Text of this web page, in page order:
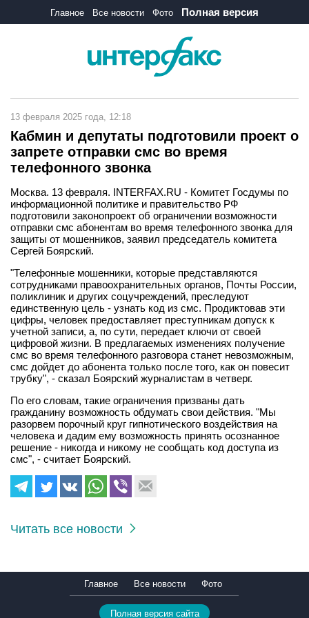
Главное Все новости Фото Полная версия
13 февраля 2025 года, 12:18
Кабмин и депутаты подготовили проект о
запрете отправки смс во время
телефонного звонка
Москва. 13 февраля. INTERFAX.RU - Комитет Госдумы по
информационной политике и правительство РФ
подготовили законопроект об ограничении возможности
отправки смс абонентам во время телефонного звонка для
защиты от мошенников, заявил председатель комитета
Сергей Боярский.
"Телефонные мошенники, которые представляются
сотрудниками правоохранительных органов, Почты России,
поликлиник и других соцучреждений, преследуют
единственную цель - узнать код из смс. Продиктовав эти
цифры, человек предоставляет преступникам допуск к
учетной записи, а, по сути, передает ключи от своей
цифровой жизни. В предлагаемых изменениях получение
смс во время телефонного разговора станет невозможным,
смс дойдет до абонента только после того, как он повесит
трубку", - сказал Боярский журналистам в четверг.
По его словам, такие ограничения призваны дать
гражданину возможность обдумать свои действия. "Мы
разорвем порочный круг гипнотического воздействия на
человека и дадим ему возможность принять осознанное
решение - никогда и никому не сообщать код доступа из
смс", - считает Боярский.
Читать все новости
Главное Все новости Фото
Полная версия сайта